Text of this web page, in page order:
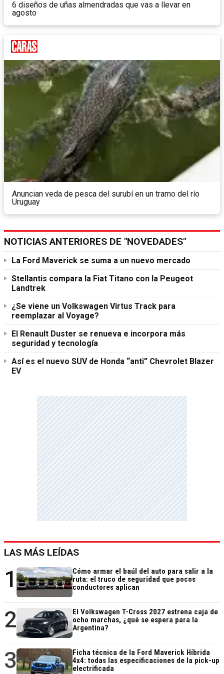
6 diseños de uñas almendradas que vas a llevar en
agosto
Anuncian veda de pesca del surubí en un tramo del río
Uruguay
NOTICIAS ANTERIORES DE "NOVEDADES"
La Ford Maverick se suma a un nuevo mercado
Stellantis compara la Fiat Titano con la Peugeot
Landtrek
¿Se viene un Volkswagen Virtus Track para
reemplazar al Voyage?
El Renault Duster se renueva e incorpora más
seguridad y tecnología
Así es el nuevo SUV de Honda “anti” Chevrolet Blazer
EV
LAS MÁS LEÍDAS
1
Cómo armar el baúl del auto para salir a la
ruta: el truco de seguridad que pocos
conductores aplican
2
El Volkswagen T-Cross 2027 estrena caja de
ocho marchas, ¿qué se espera para la
Argentina?
3
Ficha técnica de la Ford Maverick Híbrida
4x4: todas las especificaciones de la pick-up
electrificada